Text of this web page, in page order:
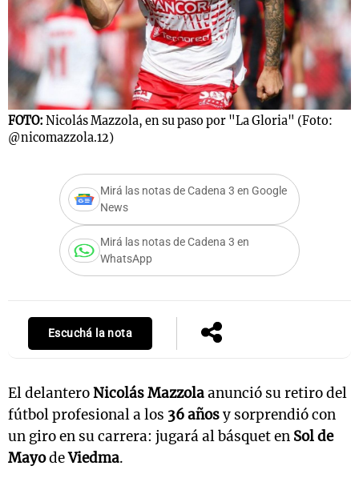
FOTO: Nicolás Mazzola, en su paso por "La Gloria" (Foto:
@nicomazzola.12)
Mirá las notas de Cadena 3 en Google
News
Mirá las notas de Cadena 3 en
WhatsApp
Escuchá la nota
El delanteroNicolás Mazzolaanunció su retiro del
fútbol profesional a los 36 añosy sorprendió con
un giro en su carrera: jugará al básquet en Sol de
MayodeViedma.
Notas
Mundial 2026
Notas
La Sole en
Cadena 3